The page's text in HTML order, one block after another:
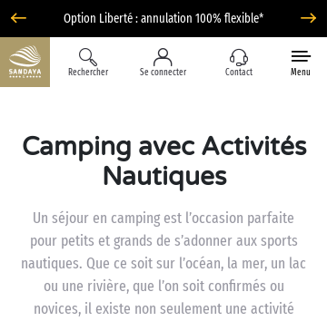
Option Liberté : annulation 100% flexible*
Rechercher Se connecter Contact Menu
Camping avec Activités
Nautiques
Un séjour en camping est l’occasion parfaite
pour petits et grands de s’adonner aux sports
nautiques. Que ce soit sur l’océan, la mer, un lac
ou une rivière, que l’on soit confirmés ou
novices, il existe non seulement une activité